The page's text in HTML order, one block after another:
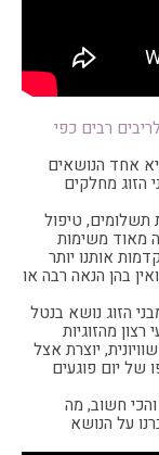
רבים כפי
אחד הנושאים
הזוג מחלקים
תשלומים, טיפול
מאוד משימות
אותנו יותר
בהן הנאה רבה או
הזוג נושא בנטל
מהזוגיות
יוצרת אצל
של יום פוגעים
חשוב, מה
על הנושא